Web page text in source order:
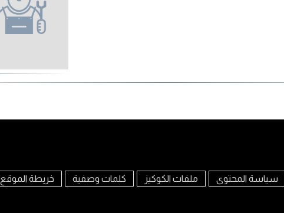
سياسة المحتوى ملفات الكوكيز كلمات وصفية خريطة الموقع